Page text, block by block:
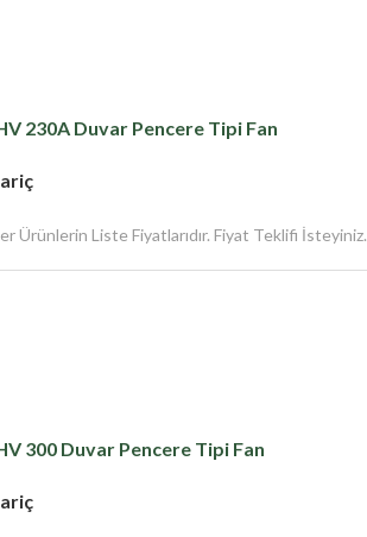
230A Duvar Pencere Tipi Fan
Ürünlerin Liste Fiyatlarıdır. Fiyat Teklifi İsteyiniz.
300 Duvar Pencere Tipi Fan